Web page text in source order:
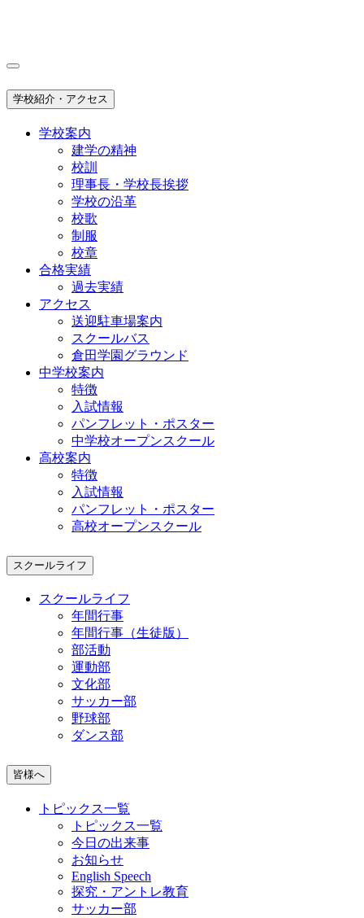
学校紹介・アクセス
学校案内
建学の精神
校訓
理事長・学校長挨拶
学校の沿革
校歌
制服
校章
合格実績
過去実績
アクセス
送迎駐車場案内
スクールバス
倉田学園グラウンド
中学校案内
特徴
入試情報
パンフレット・ポスター
中学校オープンスクール
高校案内
特徴
入試情報
パンフレット・ポスター
高校オープンスクール
スクールライフ
スクールライフ
年間行事
年間行事（生徒版）
部活動
運動部
文化部
サッカー部
野球部
ダンス部
皆様へ
トピックス一覧
トピックス一覧
今日の出来事
お知らせ
English Speech
探究・アントレ教育
サッカー部